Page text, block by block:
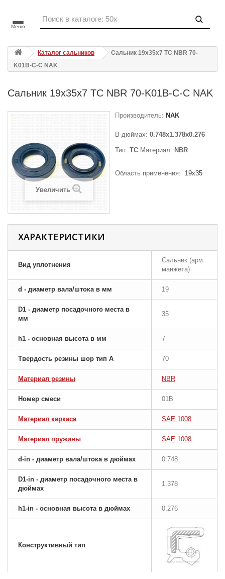
Меню
Каталог сальников
Сальник 19x35x7 TC NBR 70-
K01B-C-C NAK
Сальник 19x35x7 TC NBR 70-K01B-C-C NAK
Увеличить
Производитель: NAK
В дюймах: 0.748x1.378x0.276
Тип: TC Материал: NBR
Область применения: 19x35
ХАРАКТЕРИСТИКИ
Вид уплотнения
Сальник (арм.
манжета)
d - диаметр вала/штока в мм 19
D1 - диаметр посадочного места в
мм
35
h1 - основная высота в мм 7
Твердость резины шор тип A 70
Материал резины NBR
Номер смеси 01B
Материал каркаса SAE 1008
Материал пружины SAE 1008
d-in - диаметр вала/штока в дюймах 0.748
D1-in - диаметр посадочного места в
дюймах
1.378
h1-in - основная высота в дюймах 0.276
Конструктивный тип